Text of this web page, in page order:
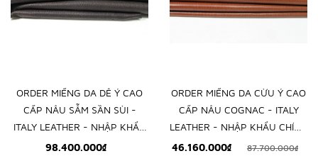
ORDER MIẾNG DA DÊ Ý CAO
CẤP NÂU SẪM SẦN SÙI -
ITALY LEATHER - NHẬP KHẨU
CHÍNH HÃNG TỪ Ý
98.400.000₫
ORDER MIẾNG DA CỪU Ý CAO
CẤP NÂU COGNAC - ITALY
LEATHER - NHẬP KHẨU CHÍNH
HÃNG TỪ Ý
46.160.000₫ 87.700.000₫